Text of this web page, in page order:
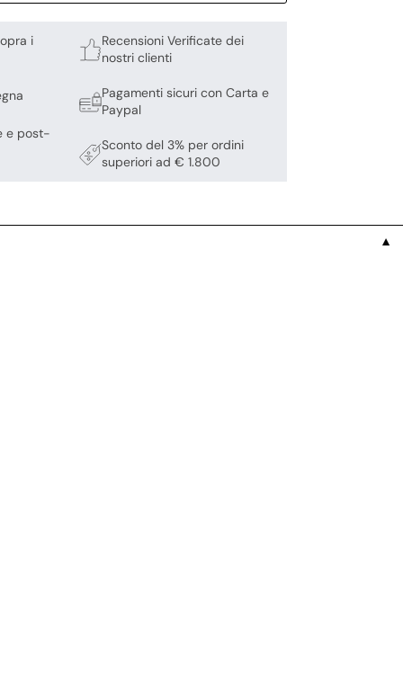
i
e post-
Recensioni Verificate dei
nostri clienti
Pagamenti sicuri con Carta e
Paypal
Sconto del 3% per ordini
superiori ad € 1.800
▼